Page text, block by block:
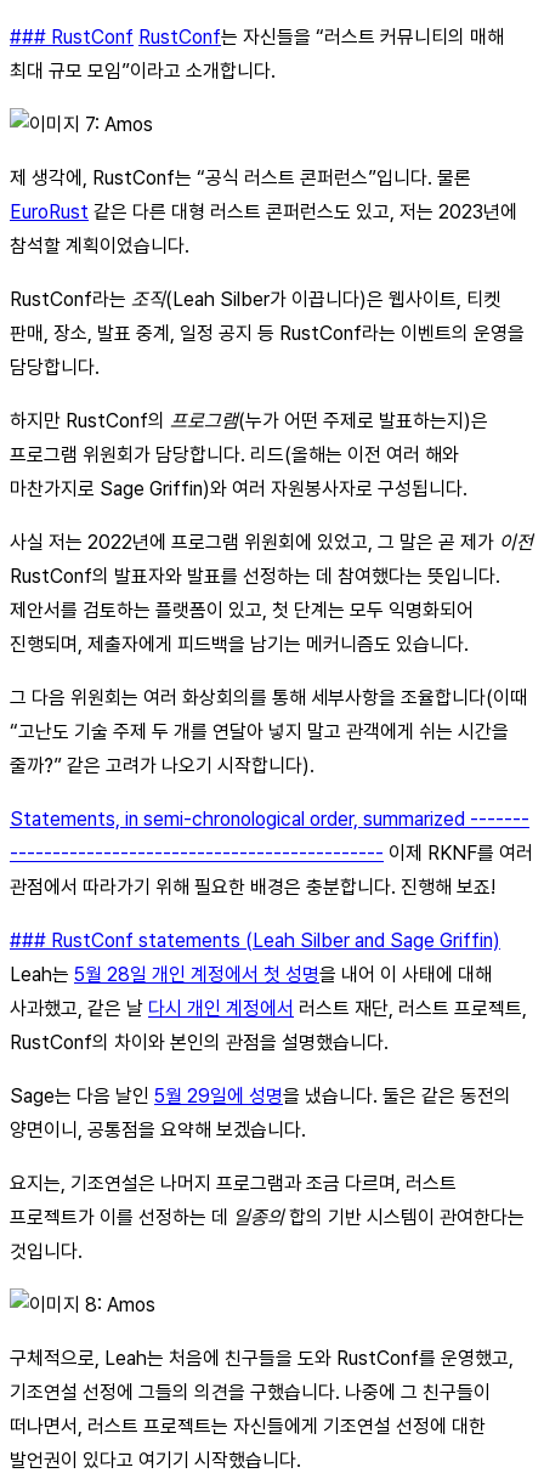
### RustConf RustConf는 자신들을 “러스트 커뮤니티의 매해
최대 규모 모임”이라고 소개합니다.
제 생각에, RustConf는 “공식 러스트 콘퍼런스”입니다. 물론
EuroRust 같은 다른 대형 러스트 콘퍼런스도 있고, 저는 2023년에
참석할 계획이었습니다.
RustConf라는 조직(Leah Silber가 이끕니다)은 웹사이트, 티켓
판매, 장소, 발표 중계, 일정 공지 등 RustConf라는 이벤트의 운영을
담당합니다.
하지만 RustConf의 프로그램(누가 어떤 주제로 발표하는지)은
프로그램 위원회가 담당합니다. 리드(올해는 이전 여러 해와
마찬가지로 Sage Griffin)와 여러 자원봉사자로 구성됩니다.
사실 저는 2022년에 프로그램 위원회에 있었고, 그 말은 곧 제가 이전
RustConf의 발표자와 발표를 선정하는 데 참여했다는 뜻입니다.
제안서를 검토하는 플랫폼이 있고, 첫 단계는 모두 익명화되어
진행되며, 제출자에게 피드백을 남기는 메커니즘도 있습니다.
그 다음 위원회는 여러 화상회의를 통해 세부사항을 조율합니다(이때
“고난도 기술 주제 두 개를 연달아 넣지 말고 관객에게 쉬는 시간을
줄까?” 같은 고려가 나오기 시작합니다).
Statements, in semi-chronological order, summarized -------
-------------------------------------------- 이제 RKNF를 여러
관점에서 따라가기 위해 필요한 배경은 충분합니다. 진행해 보죠!
### RustConf statements (Leah Silber and Sage Griffin)
Leah는 5월 28일 개인 계정에서 첫 성명을 내어 이 사태에 대해
사과했고, 같은 날 다시 개인 계정에서 러스트 재단, 러스트 프로젝트,
RustConf의 차이와 본인의 관점을 설명했습니다.
Sage는 다음 날인 5월 29일에 성명을 냈습니다. 둘은 같은 동전의
양면이니, 공통점을 요약해 보겠습니다.
요지는, 기조연설은 나머지 프로그램과 조금 다르며, 러스트
프로젝트가 이를 선정하는 데 일종의합의 기반 시스템이 관여한다는
것입니다.
구체적으로, Leah는 처음에 친구들을 도와 RustConf를 운영했고,
기조연설 선정에 그들의 의견을 구했습니다. 나중에 그 친구들이
떠나면서, 러스트 프로젝트는 자신들에게 기조연설 선정에 대한
발언권이 있다고 여기기 시작했습니다.